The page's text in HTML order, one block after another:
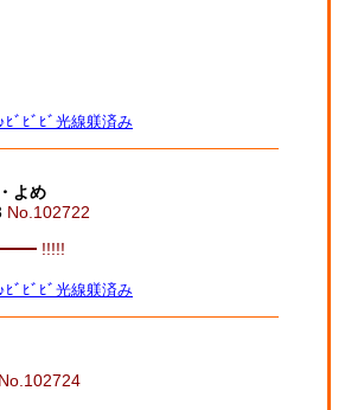
ﾞﾋﾞﾋﾞ光線躾済み
よめ
No.102722
!!!!!
ﾞﾋﾞﾋﾞ光線躾済み
No.102724